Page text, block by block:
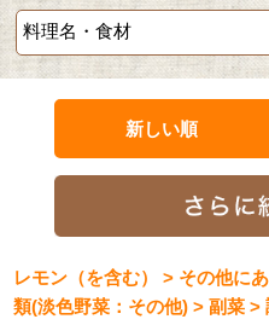
新しい順
レモン（を含む） > その他に
類(淡色野菜：その他) > 副菜